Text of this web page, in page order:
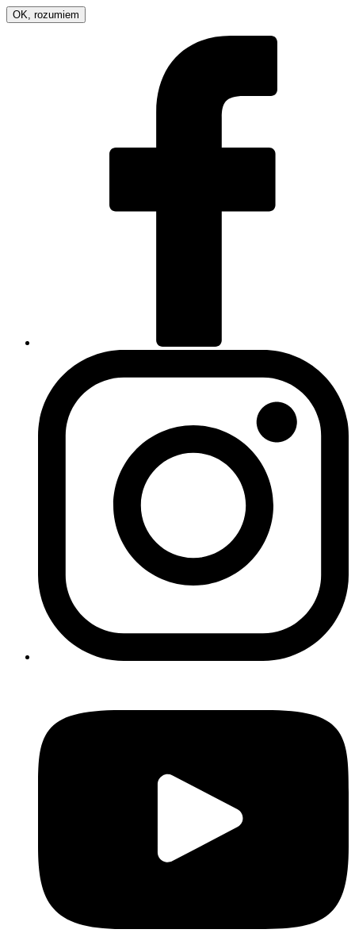
OK, rozumiem